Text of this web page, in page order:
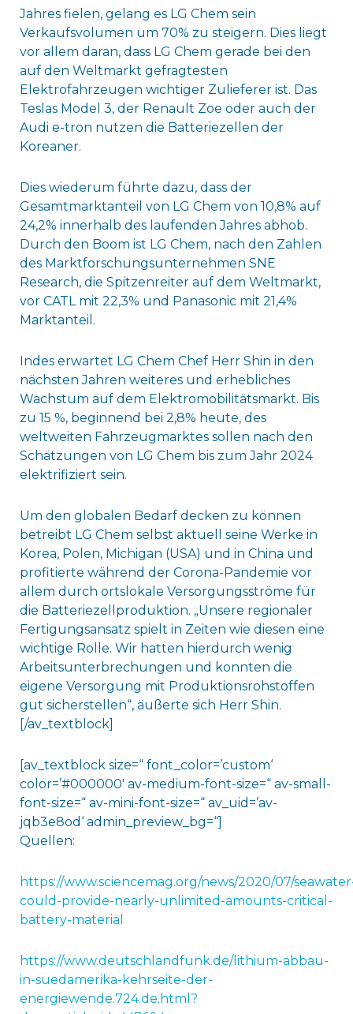
Jahres fielen, gelang es LG Chem sein
Verkaufsvolumen um 70% zu steigern. Dies liegt
vor allem daran, dass LG Chem gerade bei den
auf den Weltmarkt gefragtesten
Elektrofahrzeugen wichtiger Zulieferer ist. Das
Teslas Model 3, der Renault Zoe oder auch der
Audi e-tron nutzen die Batteriezellen der
Koreaner.
Dies wiederum führte dazu, dass der
Gesamtmarktanteil von LG Chem von 10,8% auf
24,2% innerhalb des laufenden Jahres abhob.
Durch den Boom ist LG Chem, nach den Zahlen
des Marktforschungsunternehmen SNE
Research, die Spitzenreiter auf dem Weltmarkt,
vor CATL mit 22,3% und Panasonic mit 21,4%
Marktanteil.
Indes erwartet LG Chem Chef Herr Shin in den
nächsten Jahren weiteres und erhebliches
Wachstum auf dem Elektromobilitätsmarkt. Bis
zu 15 %, beginnend bei 2,8% heute, des
weltweiten Fahrzeugmarktes sollen nach den
Schätzungen von LG Chem bis zum Jahr 2024
elektrifiziert sein.
Um den globalen Bedarf decken zu können
betreibt LG Chem selbst aktuell seine Werke in
Korea, Polen, Michigan (USA) und in China und
profitierte während der Corona-Pandemie vor
allem durch ortslokale Versorgungsströme für
die Batteriezellproduktion. „Unsere regionaler
Fertigungsansatz spielt in Zeiten wie diesen eine
wichtige Rolle. Wir hatten hierdurch wenig
Arbeitsunterbrechungen und konnten die
eigene Versorgung mit Produktionsrohstoffen
gut sicherstellen“, äußerte sich Herr Shin.
[/av_textblock]
[av_textblock size=“ font_color=’custom‘
color=’#000000′ av-medium-font-size=“ av-small-
font-size=“ av-mini-font-size=“ av_uid=’av-
jqb3e8od‘ admin_preview_bg=“]
Quellen:
https://www.sciencemag.org/news/2020/07/
could-provide-nearly-unlimited-amounts-critical-
battery-material
https://www.deutschlandfunk.de/lithium-abbau-
in-suedamerika-kehrseite-der-
energiewende.724.de.html?